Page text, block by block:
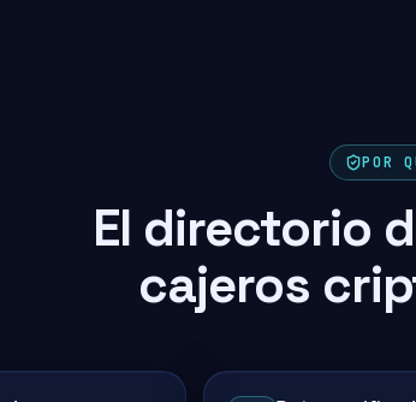
POR
El directorio
cajeros